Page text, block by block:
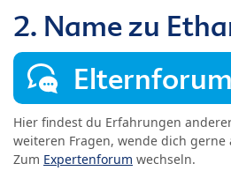
2. Name zu
Elternforum
Hier findest du Erfahrungen
weiteren Fragen, wende dich gerne
Zum Expertenforum wechseln.